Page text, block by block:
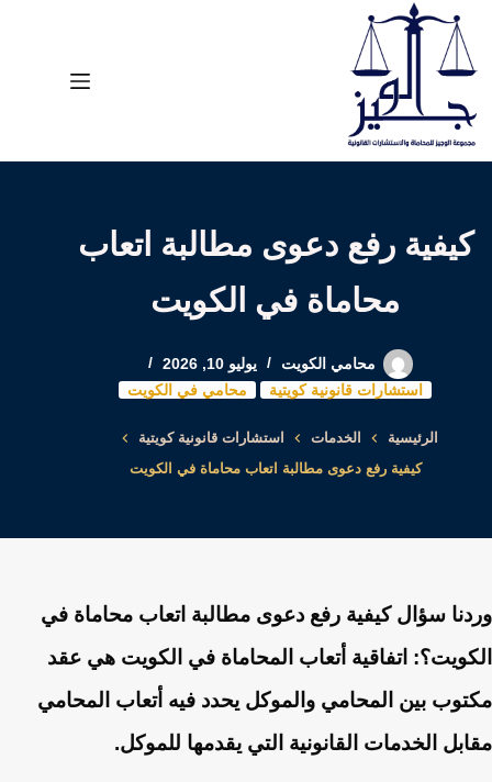
التجاوز
إلى
المحتوى
كيفية رفع دعوى مطالبة اتعاب
محاماة في الكويت
محامي الكويت
يوليو 10, 2026
استشارات قانونية كويتية
محامي في الكويت
الرئيسية الخدمات
استشارات قانونية كويتية
كيفية رفع دعوى مطالبة اتعاب محاماة في الكويت
وردنا سؤال كيفية رفع دعوى مطالبة اتعاب محاماة في
الكويت؟: اتفاقية أتعاب المحاماة في الكويت هي عقد
مكتوب بين المحامي والموكل يحدد فيه أتعاب المحامي
مقابل الخدمات القانونية التي يقدمها للموكل.